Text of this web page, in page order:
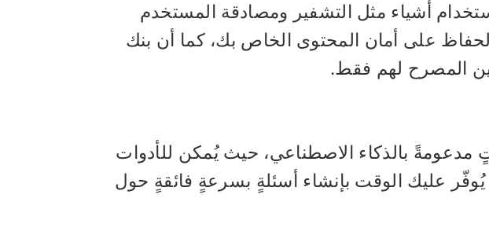
أشياء مثل التشفير ومصادقة المستخدم
على أمان المحتوى الخاص بك، كما أن بنك
المصرح لهم فقط.
مدعومةً بالذكاء الاصطناعي، حيث يُمكن للأدوات
يُوفّر عليك الوقت بإنشاء أسئلةٍ بسرعةٍ فائقةٍ حول